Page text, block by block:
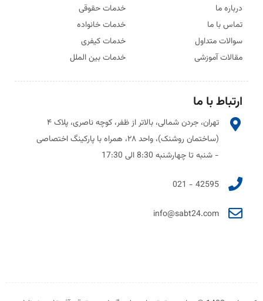
درباره ما
تماس با ما
سوالات متداول
مقالات آموزشی
خدمات حقوقی
خدمات خانواده
خدمات کیفری
خدمات بین الملل
ارتباط با ما
تهران، جردن شمالی، بالاتر از ظفر، کوچه ناصری، پلاک ۴
(ساختمان روشنک)، واحد ۲۸، همراه با پارکینگ اختصاصی
- شنبه تا چهارشنبه 8:30 الی 17:30
42595 - 021
info@sabt24.com